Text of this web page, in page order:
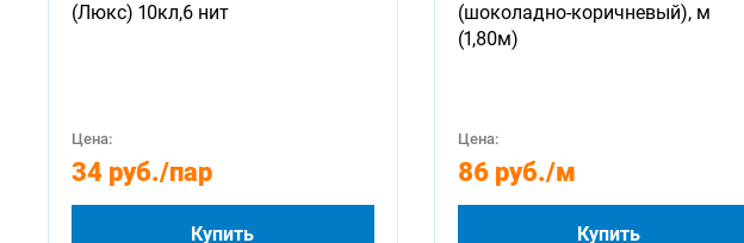
(Люкс) 10кл,6 нит
Цена:
34 руб./пар
Купить
(шоколадно-коричневый), м
(1,80м)
Цена:
86 руб./м
Купить